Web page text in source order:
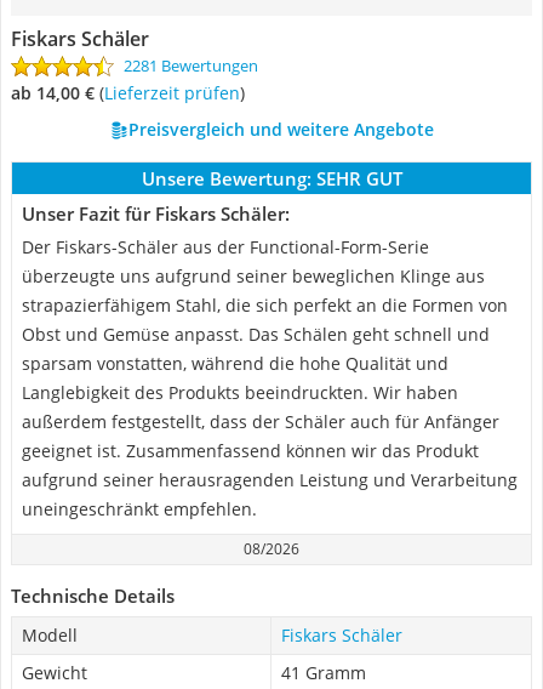
Fiskars Schäler
2281 Bewertungen
ab 14,00 € (Lieferzeit prüfen)
Preisvergleich und weitere Angebote
Unsere Bewertung: SEHR GUT
Unser Fazit für Fiskars Schäler:
Der Fiskars-Schäler aus der Functional-Form-Serie
überzeugte uns aufgrund seiner beweglichen Klinge aus
strapazierfähigem Stahl, die sich perfekt an die Formen von
Obst und Gemüse anpasst. Das Schälen geht schnell und
sparsam vonstatten, während die hohe Qualität und
Langlebigkeit des Produkts beeindruckten. Wir haben
außerdem festgestellt, dass der Schäler auch für Anfänger
geeignet ist. Zusammenfassend können wir das Produkt
aufgrund seiner herausragenden Leistung und Verarbeitung
uneingeschränkt empfehlen.
08/2026
Technische Details
Modell
Fiskars Schäler
Gewicht
41 Gramm